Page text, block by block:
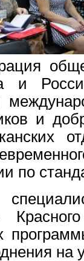
и
и
по
на